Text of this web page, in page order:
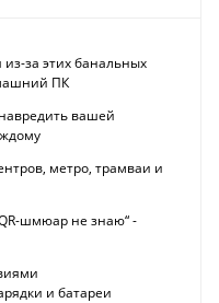
за этих банальных
ПК
вашей
метро, трамваи и
шмюар не знаю“ -
и батареи